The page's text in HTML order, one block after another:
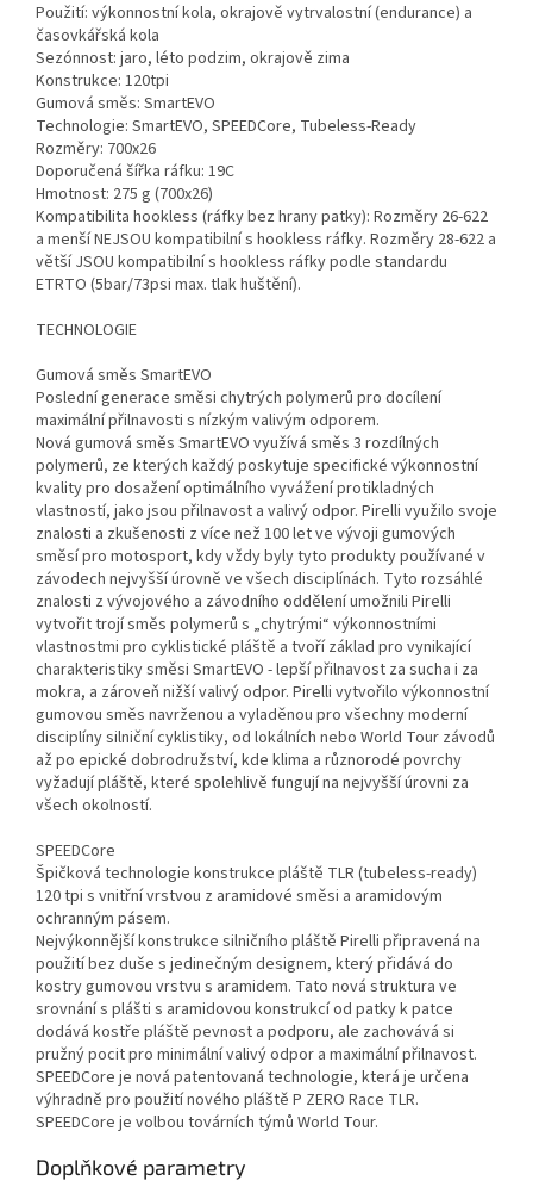
Použití: výkonnostní kola, okrajově vytrvalostní (endurance) a
časovkářská kola
Sezónnost: jaro, léto podzim, okrajově zima
Konstrukce: 120tpi
Gumová směs: SmartEVO
Technologie: SmartEVO, SPEEDCore, Tubeless-Ready
Rozměry: 700x26
Doporučená šířka ráfku: 19C
Hmotnost: 275 g (700x26)
Kompatibilita hookless (ráfky bez hrany patky): Rozměry 26-622
a menší NEJSOU kompatibilní s hookless ráfky. Rozměry 28-622 a
větší JSOU kompatibilní s hookless ráfky podle standardu
ETRTO (5bar/73psi max. tlak huštění).
TECHNOLOGIE
Gumová směs SmartEVO
Poslední generace směsi chytrých polymerů pro docílení
maximální přilnavosti s nízkým valivým odporem.
Nová gumová směs SmartEVO využívá směs 3 rozdílných
polymerů, ze kterých každý poskytuje specifické výkonnostní
kvality pro dosažení optimálního vyvážení protikladných
vlastností, jako jsou přilnavost a valivý odpor. Pirelli využilo svoje
znalosti a zkušenosti z více než 100 let ve vývoji gumových
směsí pro motosport, kdy vždy byly tyto produkty používané v
závodech nejvyšší úrovně ve všech disciplínách. Tyto rozsáhlé
znalosti z vývojového a závodního oddělení umožnili Pirelli
vytvořit trojí směs polymerů s „chytrými“ výkonnostními
vlastnostmi pro cyklistické pláště a tvoří základ pro vynikající
charakteristiky směsi SmartEVO - lepší přilnavost za sucha i za
mokra, a zároveň nižší valivý odpor. Pirelli vytvořilo výkonnostní
gumovou směs navrženou a vyladěnou pro všechny moderní
disciplíny silniční cyklistiky, od lokálních nebo World Tour závodů
až po epické dobrodružství, kde klima a různorodé povrchy
vyžadují pláště, které spolehlivě fungují na nejvyšší úrovni za
všech okolností.
SPEEDCore
Špičková technologie konstrukce pláště TLR (tubeless-ready)
120 tpi s vnitřní vrstvou z aramidové směsi a aramidovým
ochranným pásem.
Nejvýkonnější konstrukce silničního pláště Pirelli připravená na
použití bez duše s jedinečným designem, který přidává do
kostry gumovou vrstvu s aramidem. Tato nová struktura ve
srovnání s plášti s aramidovou konstrukcí od patky k patce
dodává kostře pláště pevnost a podporu, ale zachovává si
pružný pocit pro minimální valivý odpor a maximální přilnavost.
SPEEDCore je nová patentovaná technologie, která je určena
výhradně pro použití nového pláště P ZERO Race TLR.
SPEEDCore je volbou továrních týmů World Tour.
Doplňkové parametry